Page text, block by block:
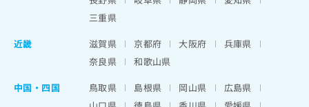
三重県
近畿
滋賀県 京都府 大阪府
兵庫県
奈良県
和歌山県
中国・四国
鳥取県 島根県 岡山県
広島県